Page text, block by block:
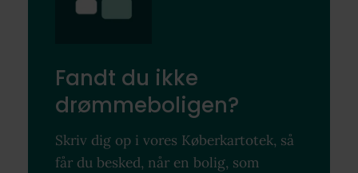
Fandt du ikke
drømmeboligen?
Skriv dig op i vores Køberkartotek, så
får du besked, når en bolig, som